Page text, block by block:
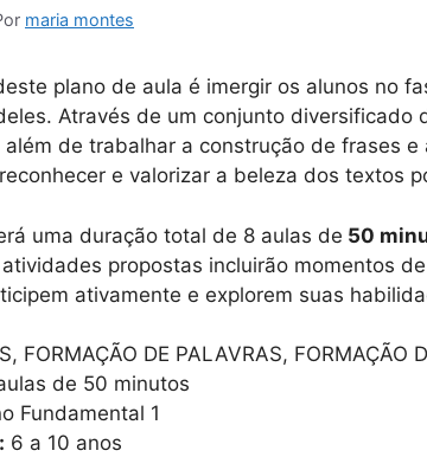
maria montes
plano de aula é imergir os alunos no
Através de um conjunto
além de trabalhar a construção de frases
e valorizar a beleza dos textos
uma duração total de 8 aulas de 50
propostas incluirão momentos
ativamente e explorem suas
FORMAÇÃO DE PALAVRAS, FORMAÇÃO
de 50 minutos
Fundamental 1
6 a 10 anos